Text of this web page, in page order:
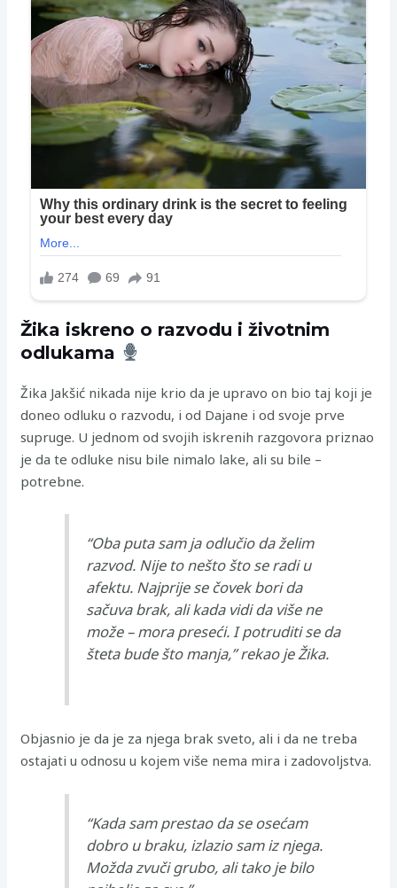
Žika iskreno o razvodu i životnim
odlukama
Žika Jakšić nikada nije krio da je upravo on bio taj koji je
doneo odluku o razvodu, i od Dajane i od svoje prve
supruge. U jednom od svojih iskrenih razgovora priznao
je da te odluke nisu bile nimalo lake, ali su bile –
potrebne.
“Oba puta sam ja odlučio da želim
razvod. Nije to nešto što se radi u
afektu. Najprije se čovek bori da
sačuva brak, ali kada vidi da više ne
može – mora preseći. I potruditi se da
šteta bude što manja,” rekao je Žika.
Objasnio je da je za njega brak sveto, ali i da ne treba
ostajati u odnosu u kojem više nema mira i zadovoljstva.
“Kada sam prestao da se osećam
dobro u braku, izlazio sam iz njega.
Možda zvuči grubo, ali tako je bilo